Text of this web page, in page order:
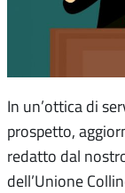
In un’ottica di
prospetto,
redatto dal
dell’Unione